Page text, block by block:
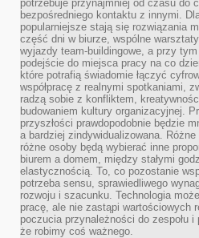
potrzebuje przynajmniej od czasu do
bezpośredniego kontaktu z innymi.
popularniejsze stają się rozwiązania
część dni w biurze, wspólne
wyjazdy team-buildingowe, a przy
podejście do miejsca pracy na co
które potrafią świadomie łączyć
współpracę z realnymi spotkaniami,
radzą sobie z konfliktem,
budowaniem kultury organizacyjnej.
przyszłości prawdopodobnie będzie
a bardziej zindywidualizowana. Różne
różne osoby będą wybierać inne
biurem a domem, między stałymi
elastycznością. To, co pozostanie
potrzeba sensu, sprawiedliwego
rozwoju i szacunku. Technologia
pracę, ale nie zastąpi wartościowych
poczucia przynależności do zespołu i
że robimy coś ważnego.